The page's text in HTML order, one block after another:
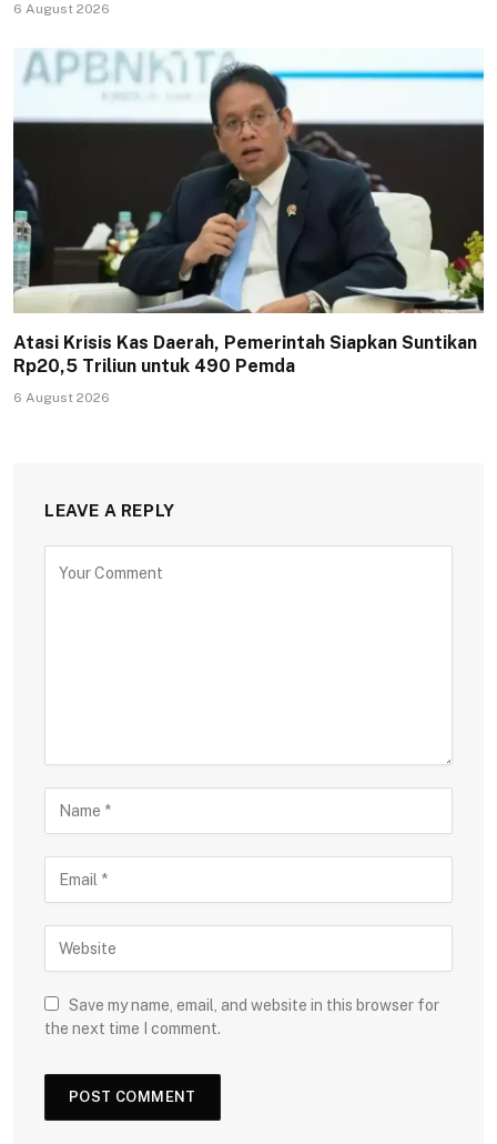
6 August 2026
Atasi Krisis Kas Daerah, Pemerintah Siapkan Suntikan
Rp20,5 Triliun untuk 490 Pemda
6 August 2026
LEAVE A REPLY
Save my name, email, and website in this browser for
the next time I comment.